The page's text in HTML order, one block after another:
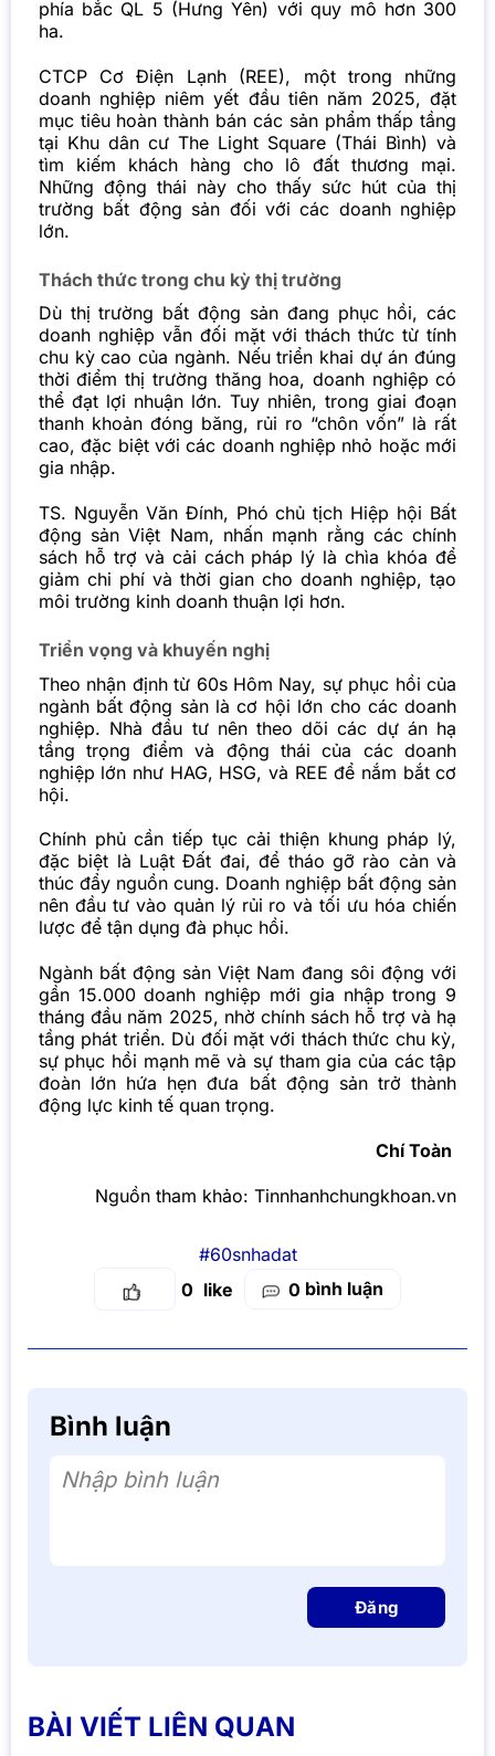
phía bắc QL 5 (Hưng Yên) với quy mô hơn 300
ha.
CTCP Cơ Điện Lạnh (REE), một trong những
doanh nghiệp niêm yết đầu tiên năm 2025, đặt
mục tiêu hoàn thành bán các sản phẩm thấp tầng
tại Khu dân cư The Light Square (Thái Bình) và
tìm kiếm khách hàng cho lô đất thương mại.
Những động thái này cho thấy sức hút của thị
trường bất động sản đối với các doanh nghiệp
lớn.
Thách thức trong chu kỳ thị trường
Dù thị trường bất động sản đang phục hồi, các
doanh nghiệp vẫn đối mặt với thách thức từ tính
chu kỳ cao của ngành. Nếu triển khai dự án đúng
thời điểm thị trường thăng hoa, doanh nghiệp có
thể đạt lợi nhuận lớn. Tuy nhiên, trong giai đoạn
thanh khoản đóng băng, rủi ro “chôn vốn” là rất
cao, đặc biệt với các doanh nghiệp nhỏ hoặc mới
gia nhập.
TS. Nguyễn Văn Đính, Phó chủ tịch Hiệp hội Bất
động sản Việt Nam, nhấn mạnh rằng các chính
sách hỗ trợ và cải cách pháp lý là chìa khóa để
giảm chi phí và thời gian cho doanh nghiệp, tạo
môi trường kinh doanh thuận lợi hơn.
Triển vọng và khuyến nghị
Theo nhận định từ 60s Hôm Nay, sự phục hồi của
ngành bất động sản là cơ hội lớn cho các doanh
nghiệp. Nhà đầu tư nên theo dõi các dự án hạ
tầng trọng điểm và động thái của các doanh
nghiệp lớn như HAG, HSG, và REE để nắm bắt cơ
hội.
Chính phủ cần tiếp tục cải thiện khung pháp lý,
đặc biệt là Luật Đất đai, để tháo gỡ rào cản và
thúc đẩy nguồn cung. Doanh nghiệp bất động sản
nên đầu tư vào quản lý rủi ro và tối ưu hóa chiến
lược để tận dụng đà phục hồi.
Ngành bất động sản Việt Nam đang sôi động với
gần 15.000 doanh nghiệp mới gia nhập trong 9
tháng đầu năm 2025, nhờ chính sách hỗ trợ và hạ
tầng phát triển. Dù đối mặt với thách thức chu kỳ,
sự phục hồi mạnh mẽ và sự tham gia của các tập
đoàn lớn hứa hẹn đưa bất động sản trở thành
động lực kinh tế quan trọng.
Chí Toàn
Nguồn tham khảo:Tinnhanhchungkhoan.vn
#60snhadat
0
0 bình luận
Bình luận
Nhập bình luận
Đăng
BÀI VIẾT LIÊN QUAN